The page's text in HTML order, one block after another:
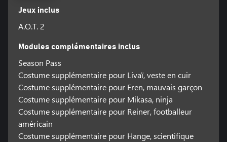
Jeux inclus
A.O.T. 2
Modules complémentaires inclus
Season Pass
Costume supplémentaire pour Livaï, veste en cuir
Costume supplémentaire pour Eren, mauvais garçon
Costume supplémentaire pour Mikasa, ninja
Costume supplémentaire pour Reiner, footballeur
américain
Costume supplémentaire pour Hange, scientifique